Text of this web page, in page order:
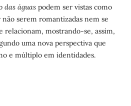
das águas podem ser vistas como
serem romantizadas nem se
relacionam, mostrando-se, assim,
uma nova perspectiva que
e múltiplo em identidades.